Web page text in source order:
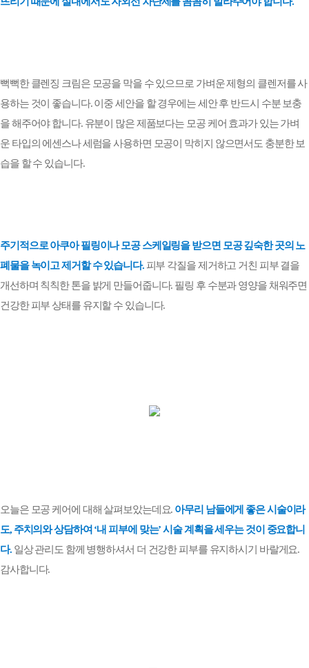
뻑뻑한 클렌징 크림은 모공을 막을 수 있으므로 가벼운 제형의 클렌저를 사
용하는 것이 좋습니다.이중 세안을 할 경우에는 세안 후 반드시 수분 보충
을 해주어야 합니다. 유분이 많은 제품보다는 모공 케어 효과가 있는 가벼
운 타입의 에센스나 세럼을 사용하면 모공이 막히지 않으면서도 충분한 보
습을 할 수 있습니다.
주기적으로 아쿠아 필링이나 모공 스케일링을 받으면 모공 깊숙한 곳의 노
폐물을 녹이고 제거할 수 있습니다. 피부 각질을 제거하고 거친 피부 결을
개선하며 칙칙한 톤을 밝게 만들어줍니다. 필링 후 수분과 영양을 채워주면
건강한 피부 상태를 유지할 수 있습니다.
오늘은 모공 케어에 대해 살펴보았는데요. 아무리 남들에게 좋은 시술이라
도, 주치의와 상담하여 ‘내 피부에 맞는’ 시술 계획을 세우는 것이 중요합니
다. 일상 관리도 함께 병행하셔서 더 건강한 피부를 유지하시기 바랄게요.
감사합니다.